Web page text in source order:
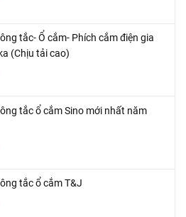
tắc- Ổ cắm- Phích cắm điện gia
(Chịu tải cao)
tắc ổ cắm Sino mới nhất năm
tắc ổ cắm T&J